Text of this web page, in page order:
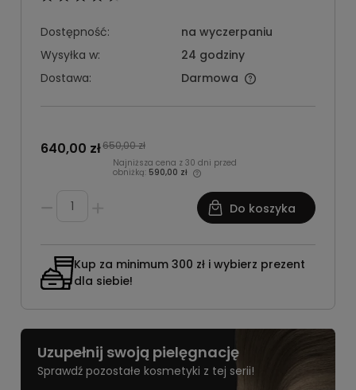
Dostępność:
na wyczerpaniu
Wysyłka w:
24 godziny
Dostawa:
Darmowa
640,00 zł650,00 zł
Najniższa cena z 30 dni przed
obniżką: 590,00 zł
Do koszyka
Kup za minimum 300 zł i wybierz prezent
dla siebie!
Uzupełnij swoją pielęgnację
Sprawdź pozostałe kosmetyki z tej serii!